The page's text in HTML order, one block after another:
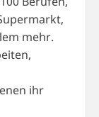
mehr.
ihr